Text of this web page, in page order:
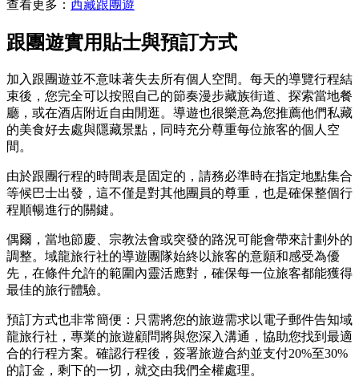
查看更多： 西藏跟團遊
跟團遊實用貼士與預訂方式
加入跟團遊並不意味著失去所有個人空間。每天的導覽行程結
束後，您完全可以按照自己的節奏漫步藏族街道、探索當地餐
廳，或在酒店附近自由閒逛。導遊也很樂意為您推薦他們私藏
的美食好去處與隱藏景點，同時充分尊重每位旅客的個人空
間。
由於跟團行程的時間表是固定的，請務必準時在指定地點集合
等候巴士出發，這不僅是對其他團員的尊重，也是確保整個行
程順暢進行的關鍵。
偶爾，當地節慶、宗教法會或突發的路況可能會帶來計劃外的
調整。域龍旅行社的導遊團隊始終以旅客的意願和感受為優
先，在條件允許的範圍內靈活應對，確保每一位旅客都能獲得
最佳的旅行體驗。
預訂方式也非常簡便：只需將您的旅遊需求以電子郵件告知域
龍旅行社，專業的旅遊顧問將與您深入溝通，協助您找到最適
合的行程方案。確認行程後，簽署旅遊合約並支付20%至30%
的訂金，剩下的一切，就交由我們全權處理。